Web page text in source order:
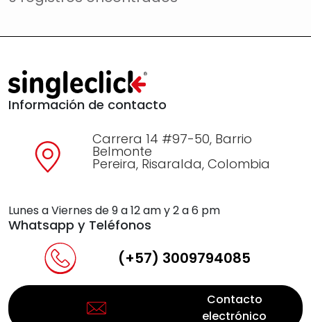
Información de contacto
Carrera 14 #97-50, Barrio
Belmonte
Pereira, Risaralda, Colombia
Lunes a Viernes de 9 a 12 am y 2 a 6 pm
Whatsapp y Teléfonos
(+57) 3009794085
Contacto
electrónico